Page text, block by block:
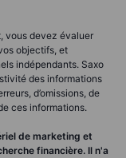
vous devez évaluer
objectifs, et
indépendants. Saxo
des informations
d’omissions, de
ces informations.
de marketing et
financière. Il n'a